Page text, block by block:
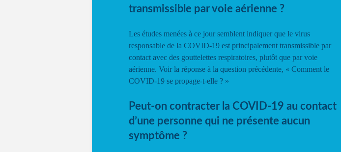
transmissible par voie aérienne ?
Les études menées à ce jour semblent indiquer que le virus
responsable de la COVID-19 est principalement transmissible par
contact avec des gouttelettes respiratoires, plutôt que par voie
aérienne. Voir la réponse à la question précédente, « Comment le
COVID-19 se propage-t-elle ? »
Peut-on contracter la COVID-19 au contact
d’une personne qui ne présente aucun
symptôme ?